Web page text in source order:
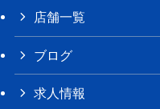
店舗一覧
ブログ
求人情報